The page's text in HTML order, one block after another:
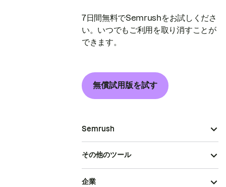
7日間無料でSemrushをお試しくださ
い。いつでもご利用を取り消すことが
できます。
無償試用版を試す
Semrush
その他のツール
企業